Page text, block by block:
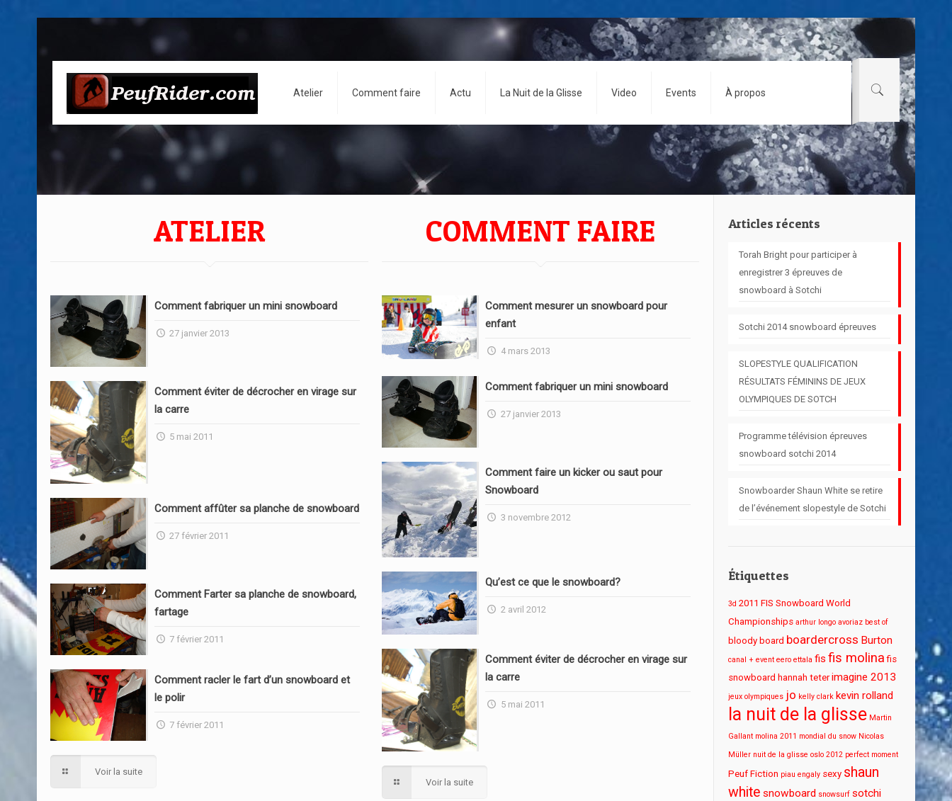
Atelier Comment faire Actu La Nuit de la Glisse Video Events À propos
ATELIER COMMENT FAIRE
Comment fabriquer un mini snowboard
27 janvier 2013
Comment éviter de décrocher en virage sur
la carre
5 mai 2011
Comment affûter sa planche de snowboard
27 février 2011
Comment Farter sa planche de snowboard,
fartage
7 février 2011
Comment racler le fart d’un snowboard et
le polir
7 février 2011
Voir la suite
Comment mesurer un snowboard pour
enfant
4 mars 2013
Comment fabriquer un mini snowboard
27 janvier 2013
Comment faire un kicker ou saut pour
Snowboard
3 novembre 2012
Qu’est ce que le snowboard?
2 avril 2012
Comment éviter de décrocher en virage sur
la carre
5 mai 2011
Voir la suite
Articles récents
Torah Bright pour participer à
enregistrer 3 épreuves de
snowboard à Sotchi
Sotchi 2014 snowboard épreuves
SLOPESTYLE QUALIFICATION
RÉSULTATS FÉMININS DE JEUX
OLYMPIQUES DE SOTCH
Programme télévision épreuves
snowboard sotchi 2014
Snowboarder Shaun White se retire
de l’événement slopestyle de Sotchi
Étiquettes
3d 2011 FIS Snowboard World
Championships arthur longo avoriaz best of
bloody board boardercross Burton
canal + event eero ettala fis fis molina fis
snowboard hannah teter imagine 2013
jeux olympiques jo kelly clark kevin rolland
la nuit de la glisse Martin
Gallant molina 2011 mondial du snow Nicolas
Müller nuit de la glisse oslo 2012 perfect moment
Peuf Fiction piau engaly sexy shaun
white snowboard snowsurf sotchi